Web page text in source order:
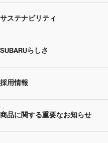
SUBARU 2025方針
事業所・関係会社
ニュースリリース
株主・投資家の皆様へトップ
企業・経営
IRライブラリー
株主・投資家サポート
サステナビリティ
サステナビリティトップ
CEOサステナビリティ
環境
SUBARUらしさ
SUBARUらしさトップ
SUBARUびと
採用情報
採用情報トップ
商品に関する重要なお知らせ